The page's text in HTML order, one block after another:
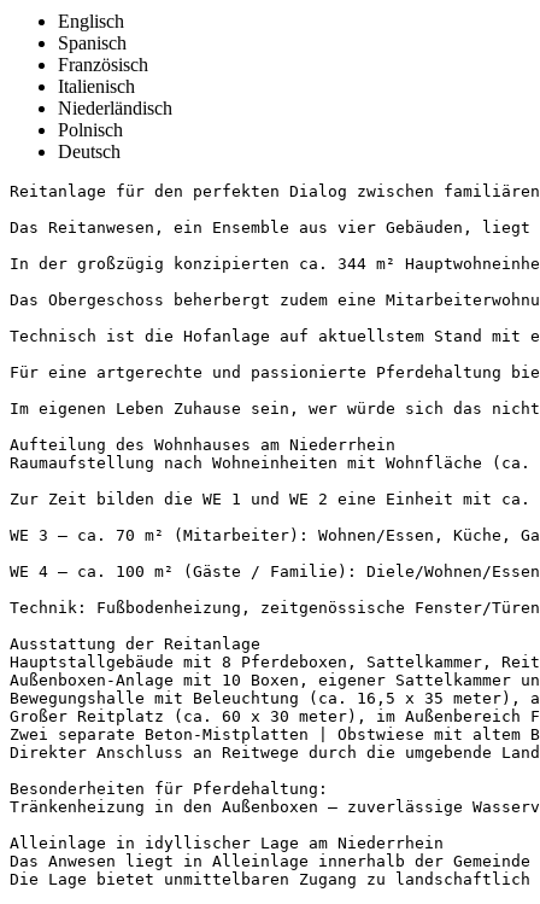
Englisch
Spanisch
Französisch
Italienisch
Niederländisch
Polnisch
Deutsch
Reitanlage für den perfekten Dialog zwischen familiären
Das Reitanwesen, ein Ensemble aus vier Gebäuden,
In der großzügig konzipierten ca. 344 m²
Das Obergeschoss beherbergt zudem eine
Technisch ist die Hofanlage auf aktuellstem Stand mit
Für eine artgerechte und passionierte Pferdehaltung
Im eigenen Leben Zuhause sein, wer würde sich das
Aufteilung des Wohnhauses am Niederrhein
Raumaufstellung nach Wohneinheiten mit Wohnfläche
Zur Zeit bilden die WE 1 und WE 2 eine Einheit mit ca.
WE 3 – ca. 70 m² (Mitarbeiter): Wohnen/Essen, Küche,
WE 4 – ca. 100 m² (Gäste / Familie): Diele/Wohnen/
Technik: Fußbodenheizung, zeitgenössische Fenster/
Ausstattung der Reitanlage
Hauptstallgebäude mit 8 Pferdeboxen, Sattelkammer,
Außenboxen-Anlage mit 10 Boxen, eigener Sattelkammer
Bewegungshalle mit Beleuchtung (ca. 16,5 x 35 meter),
Großer Reitplatz (ca. 60 x 30 meter), im Außenbereich
Zwei separate Beton-Mistplatten | Obstwiese mit altem
Direkter Anschluss an Reitwege durch die umgebende
Besonderheiten für Pferdehaltung:
Tränkenheizung in den Außenboxen – zuverlässige
Alleinlage in idyllischer Lage am Niederrhein
Das Anwesen liegt in Alleinlage innerhalb der
Die Lage bietet unmittelbaren Zugang zu landschaftlich